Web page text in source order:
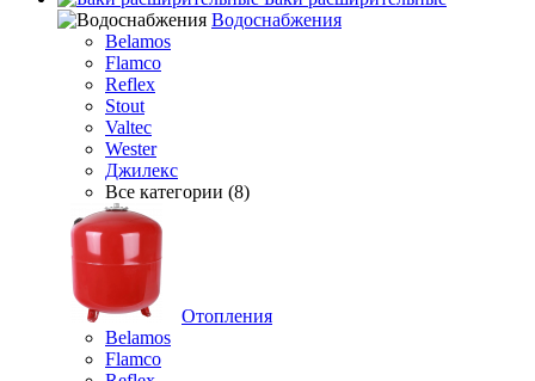
Водоснабжения
Belamos
Flamco
Reflex
Stout
Valtec
Wester
Джилекс
Все категории (8)
Отопления
Belamos
Flamco